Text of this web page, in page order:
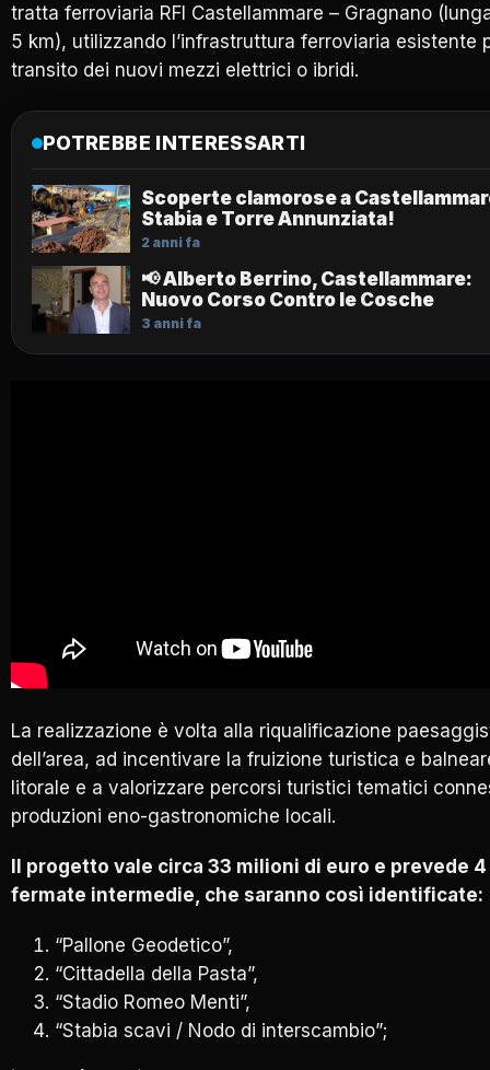
tratta ferroviaria RFI Castellammare – Gragnano
5 km), utilizzando l’infrastruttura ferroviaria esistente
transito dei nuovi mezzi elettrici o ibridi.
POTREBBE INTERESSARTI
Scoperte clamorose a
Stabia e Torre Annunziata!
2 anni fa
📢 Alberto Berrino, Castellammare:
Nuovo Corso Contro le Cosche
3 anni fa
La realizzazione è volta alla riqualificazione
dell’area, ad incentivare la fruizione turistica e
litorale e a valorizzare percorsi turistici tematici
produzioni eno-gastronomiche locali.
Il progetto vale circa 33 milioni di euro e prevede
fermate intermedie, che saranno così identificate:
“Pallone Geodetico”,
“Cittadella della Pasta”,
“Stadio Romeo Menti”,
“Stabia scavi / Nodo di interscambio”;